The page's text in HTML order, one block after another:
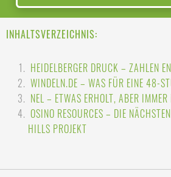
INHALTSVERZEICHNIS:
HEIDELBERGER DRUCK – ZAHLEN
WINDELN.DE – WAS FÜR EINE 48-
NEL – ETWAS ERHOLT, ABER
OSINO RESOURCES – DIE
HILLS PROJEKT